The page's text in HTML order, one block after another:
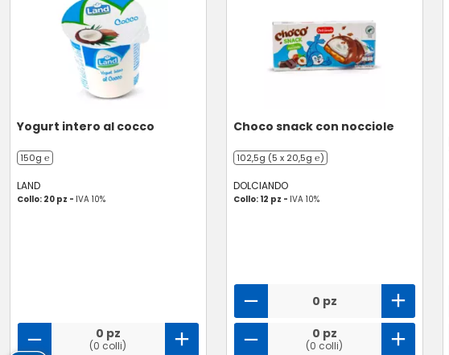
Yogurt intero al cocco
150g ℮
LAND
Collo: 20 pz - IVA 10%
0 pz
(0 colli)
Choco snack con nocciole
102,5g (5 x 20,5g ℮)
DOLCIANDO
Collo: 12 pz - IVA 10%
0 pz
0 pz
(0 colli)